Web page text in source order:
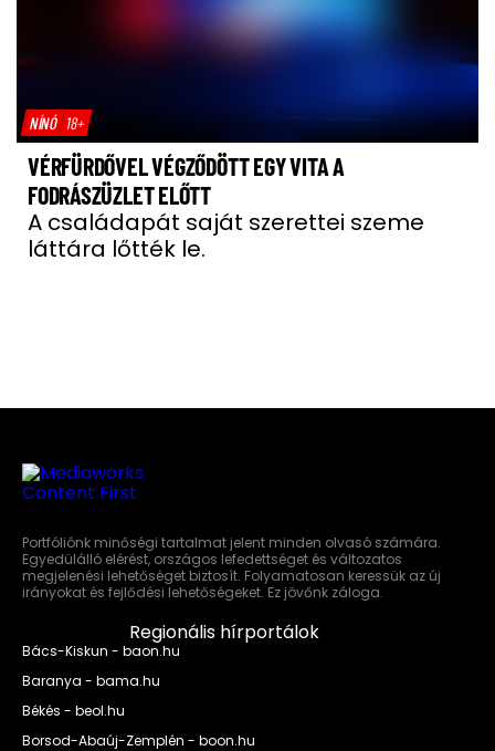
NÍNÓ 18+
VÉRFÜRDŐVEL VÉGZŐDÖTT EGY VITA A
FODRÁSZÜZLET ELŐTT
A családapát saját szerettei szeme
láttára lőtték le.
Portfóliónk minőségi tartalmat jelent minden olvasó számára.
Egyedülálló elérést, országos lefedettséget és változatos
megjelenési lehetőséget biztosít. Folyamatosan keressük az új
irányokat és fejlődési lehetőségeket. Ez jövőnk záloga.
Regionális hírportálok
Bács-Kiskun - baon.hu
Baranya - bama.hu
Békés - beol.hu
Borsod-Abaúj-Zemplén - boon.hu